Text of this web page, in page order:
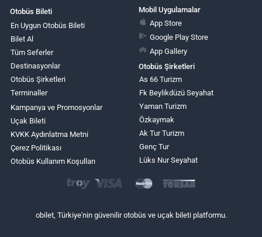
Otobüs Bileti
En Uygun Otobüs Bileti
Bilet Al
Tüm Seferler
Destinasyonlar
Otobüs Şirketleri
Terminaller
Kampanya ve Promosyonlar
Uçak Bileti
KVKK Aydınlatma Metni
Çerez Politikası
Otobüs Kullanım Koşulları
Mobil Uygulamalar
App Store
Google Play Store
App Gallery
Otobüs Şirketleri
As 66 Turizm
Fk Beylikdüzü Seyahat
Yaman Turizm
Özkaymak
Ak Tur Turizm
Genç Tur
Lüks Nur Seyahat
obilet, Türkiye'nin güvenilir otobüs ve uçak bileti platformu.